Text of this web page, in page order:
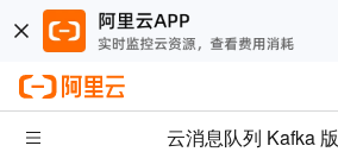
云消息队列 Kafka 版